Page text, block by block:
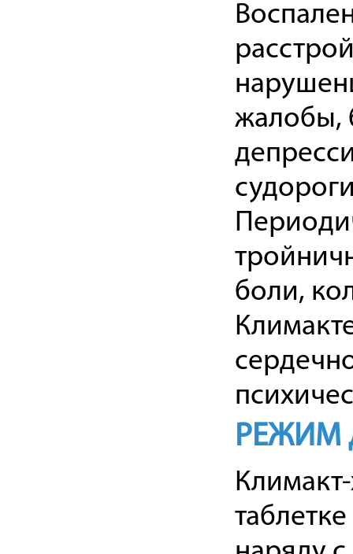
жалобы,
боли,
РЕЖИМ